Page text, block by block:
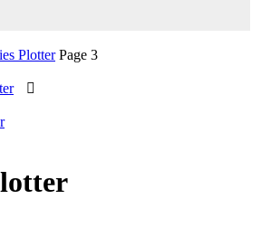
Plotter Page 3